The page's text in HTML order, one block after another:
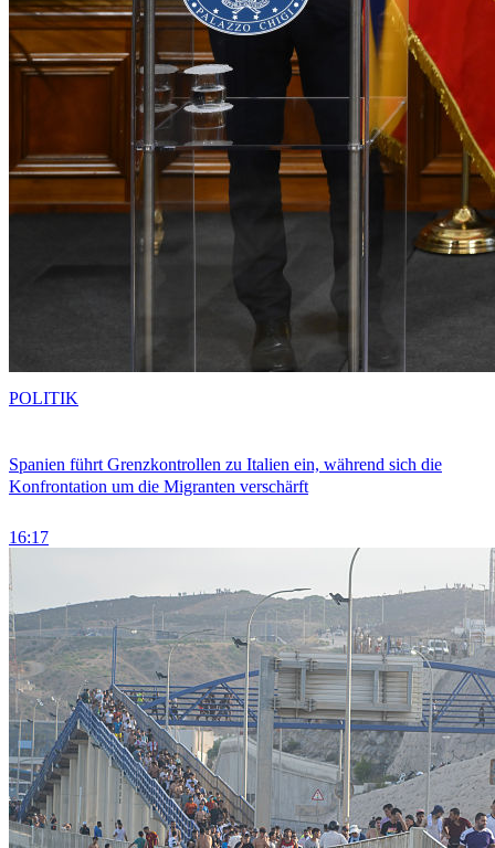
Spanien führt Grenzkontrollen zu Italien ein, während sich die
Konfrontation um die Migranten verschärft
16:17
POLITIK